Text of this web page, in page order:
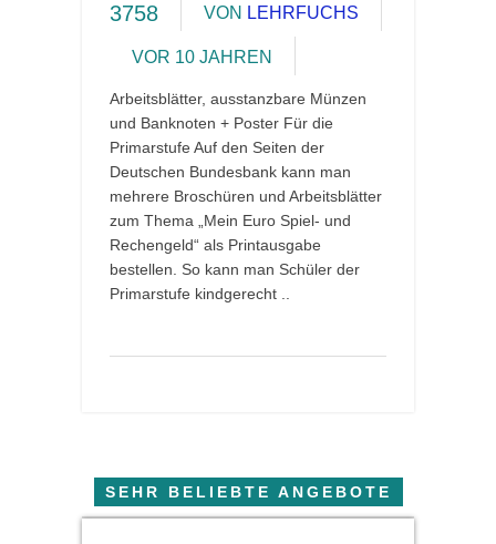
3758 VON LEHRFUCHS
VOR 10 JAHREN
Arbeitsblätter, ausstanzbare Münzen
und Banknoten + Poster Für die
Primarstufe Auf den Seiten der
Deutschen Bundesbank kann man
mehrere Broschüren und Arbeitsblätter
zum Thema „Mein Euro Spiel- und
Rechengeld“ als Printausgabe
bestellen. So kann man Schüler der
Primarstufe kindgerecht ..
SEHR BELIEBTE ANGEBOTE